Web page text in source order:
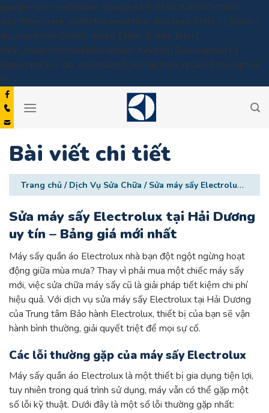
google-site-verification: google447c3f2bc9d8065c.html
add_filter( 'rank_math/frontend/title', function( $title ) { $title =
do_shortcode($title); return $title; }); add_filter(
'rank_math/frontend/description', function( $description ) {
$description = do_shortcode($description); return $description;
});
to
content
Bài viết chi tiết
Trang chủ / Dịch Vụ Sửa Chữa / Sửa máy sấy Electrolux tại Hải Dương uy tín – Bảng giá mới nhất
Sửa máy sấy Electrolux tại Hải Dương
uy tín – Bảng giá mới nhất
Máy sấy quần áo Electrolux nhà bạn đột ngột ngừng hoạt
động giữa mùa mưa? Thay vì phải mua một chiếc máy sấy
mới, việc sửa chữa máy sấy cũ là giải pháp tiết kiệm chi phí
hiệu quả. Với dịch vụ sửa máy sấy Electrolux tại Hải Dương
của Trung tâm Bảo hành Electrolux, thiết bị của bạn sẽ vận
hành bình thường, giải quyết triệt để mọi sự cố.
Các lỗi thường gặp của máy sấy Electrolux
Máy sấy quần áo Electrolux là một thiết bị gia dụng tiện lợi,
tuy nhiên trong quá trình sử dụng, máy vẫn có thể gặp một
số lỗi kỹ thuật. Dưới đây là một số lỗi thường gặp nhất: